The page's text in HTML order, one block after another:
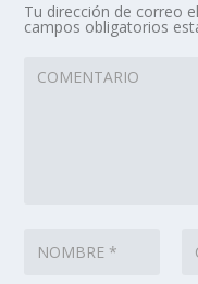
Tu dirección de correo
campos obligatorios